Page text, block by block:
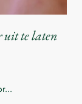
uit te laten